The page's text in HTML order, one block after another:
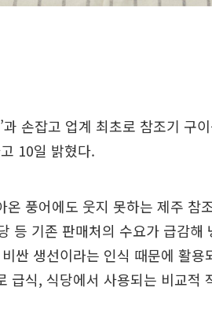
손잡고 업계 최초로 참조기 구
10일 밝혔다.
풍어에도 웃지 못하는 제주 참
등 기존 판매처의 수요가 급감해
싼 생선이라는 인식 때문에 활용
급식, 식당에서 사용되는 비교적